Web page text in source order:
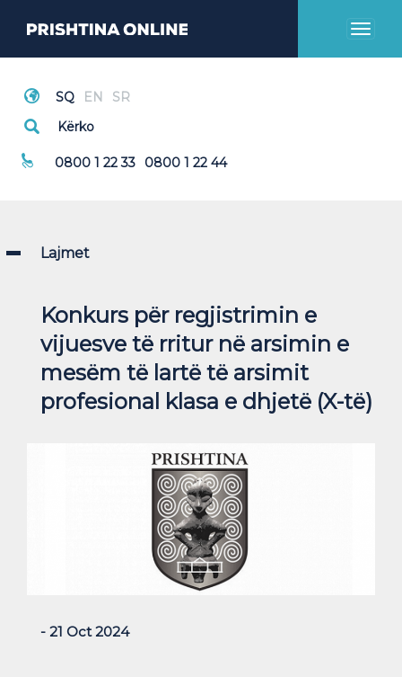
Toggle
Thirrje Emergjente
0800 1 22 33 0800 1 22 44
Lajmet
Konkurs për regjistrimin e
vijuesve të rritur në arsimin e
mesëm të lartë të arsimit
profesional klasa e dhjetë (X-të)
- 21 Oct 2024